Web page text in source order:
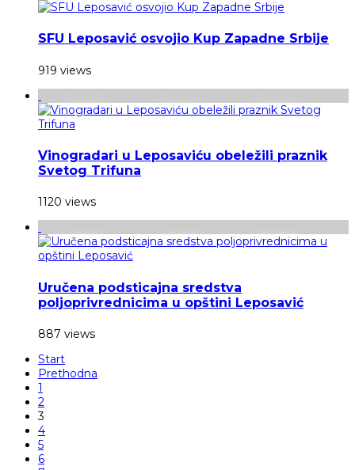
SFU Leposavić osvojio Kup Zapadne Srbije
919 views
Vinogradari u Leposaviću obeležili praznik
Svetog Trifuna
1120 views
Uručena podsticajna sredstva
poljoprivrednicima u opštini Leposavić
887 views
Start
Prethodna
1
2
3
4
5
6